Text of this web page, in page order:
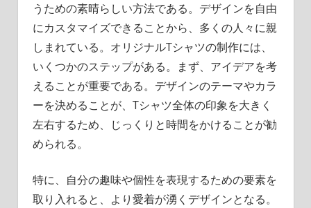
うための素晴らしい方法である。 デザインを自由
にカスタマイズできることから、多くの人々に親
しまれている。オリジナルTシャツの制作には、
いくつかのステップがある。まず、アイデアを考
えることが重要である。デザインのテーマやカラ
ーを決めることが、Tシャツ全体の印象を大きく
左右するため、じっくりと時間をかけることが勧
められる。
特に、自分の趣味や個性を表現するための要素を
取り入れると、より愛着が湧くデザインとなる。